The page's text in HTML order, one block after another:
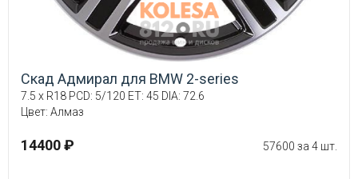
Скад Адмирал для BMW 2-series
7.5 x R18 PCD: 5/120 ET: 45 DIA: 72.6
Цвет: Алмаз
14400 ₽ 57600 за 4 шт.